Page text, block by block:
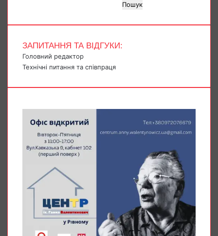
Пошук
ЗАПИТАННЯ ТА ВІДГУКИ:
Головний редактор
Технічні питання та співпраця